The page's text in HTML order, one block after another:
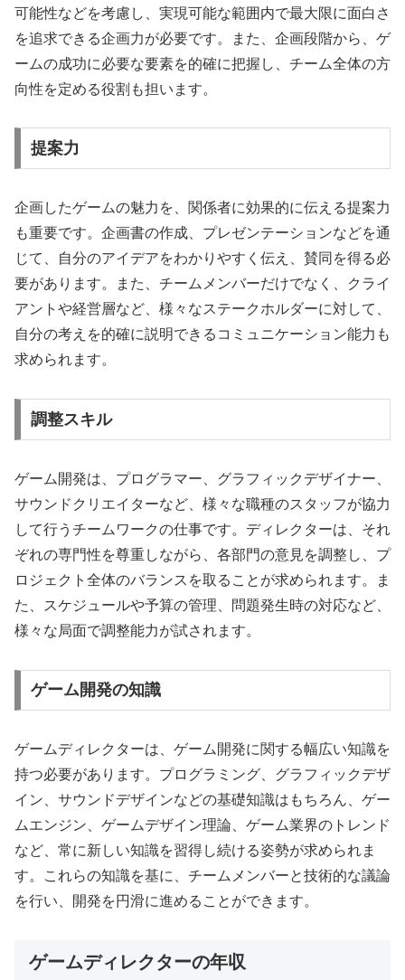
可能性などを考慮し、実現可能な範囲内で最大限に面白さ
を追求できる企画力が必要です。また、企画段階から、ゲ
ームの成功に必要な要素を的確に把握し、チーム全体の方
向性を定める役割も担います。
提案力
企画したゲームの魅力を、関係者に効果的に伝える提案力
も重要です。企画書の作成、プレゼンテーションなどを通
じて、自分のアイデアをわかりやすく伝え、賛同を得る必
要があります。また、チームメンバーだけでなく、クライ
アントや経営層など、様々なステークホルダーに対して、
自分の考えを的確に説明できるコミュニケーション能力も
求められます。
調整スキル
ゲーム開発は、プログラマー、グラフィックデザイナー、
サウンドクリエイターなど、様々な職種のスタッフが協力
して行うチームワークの仕事です。ディレクターは、それ
ぞれの専門性を尊重しながら、各部門の意見を調整し、プ
ロジェクト全体のバランスを取ることが求められます。ま
た、スケジュールや予算の管理、問題発生時の対応など、
様々な局面で調整能力が試されます。
ゲーム開発の知識
ゲームディレクターは、ゲーム開発に関する幅広い知識を
持つ必要があります。プログラミング、グラフィックデザ
イン、サウンドデザインなどの基礎知識はもちろん、ゲー
ムエンジン、ゲームデザイン理論、ゲーム業界のトレンド
など、常に新しい知識を習得し続ける姿勢が求められま
す。これらの知識を基に、チームメンバーと技術的な議論
を行い、開発を円滑に進めることができます。
ゲームディレクターの年収